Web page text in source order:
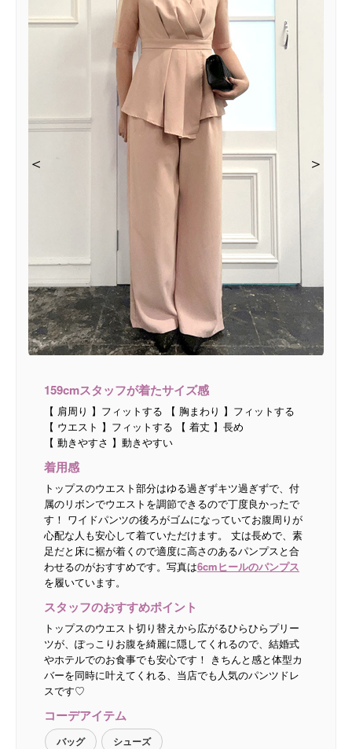
＜ ＞
＜ ＞
＜ ＞
＜ ＞
159cmスタッフが着たサイズ感
【 肩周り 】フィットする 【 胸まわり 】フィットする
【 ウエスト 】フィットする 【 着丈 】長め
【 動きやすさ 】動きやすい
着用感
トップスのウエスト部分はゆる過ぎずキツ過ぎずで、付
属のリボンでウエストを調節できるので丁度良かったで
す！ ワイドパンツの後ろがゴムになっていてお腹周りが
心配な人も安心して着ていただけます。 丈は長めで、素
足だと床に裾が着くので適度に高さのあるパンプスと合
わせるのがおすすめです。写真は6cmヒールのパンプス
を履いています。
スタッフのおすすめポイント
トップスのウエスト切り替えから広がるひらひらプリー
ツが、ぽっこりお腹を綺麗に隠してくれるので、結婚式
やホテルでのお食事でも安心です！ きちんと感と体型カ
バーを同時に叶えてくれる、当店でも人気のパンツドレ
スです♡
コーデアイテム
バッグ シューズ